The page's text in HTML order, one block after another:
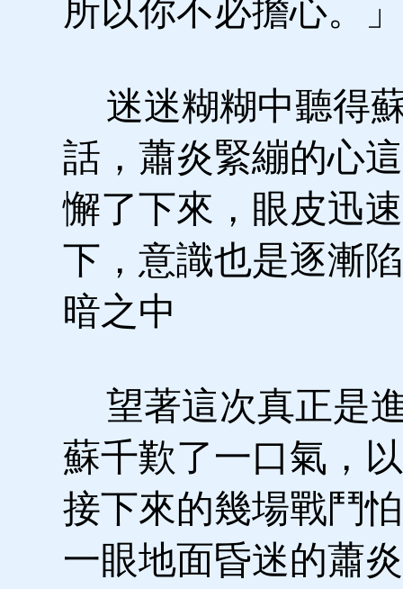
所以你不必擔心。」
迷迷糊糊中聽得
話，蕭炎緊繃的心
懈了下來，眼皮迅
下，意識也是逐漸
暗之中
望著這次真正是
蘇千歎了一口氣，
接下來的幾場戰鬥
一眼地面昏迷的蕭